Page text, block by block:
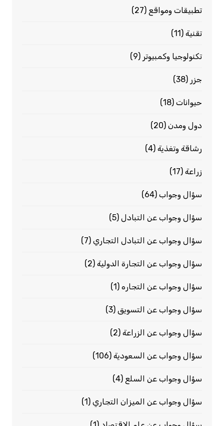
تطبيقات ومواقع (27)
تقنية(11)
تكنولوجيا وكمبيوتر (9)
جزر (38)
حيوانات(18)
دول ومدن(20)
رشاقة وتغذية(4)
زراعة(17)
سؤال وجواب(64)
سؤال وجواب عن التبادل(5)
سؤال وجواب عن التبادل التجاري(7)
سؤال وجواب عن التجارة الدولية(2)
سؤال وجواب عن التجاره(1)
سؤال وجواب عن التسويق (3)
سؤال وجواب عن الزراعة(2)
سؤال وجواب عن السعودية(106)
سؤال وجواب عن السلع (4)
سؤال وجواب عن الميزان التجاري(1)